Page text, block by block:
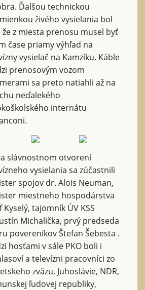
Ďalšou technickou
živého vysielania bol
že z miesta prenosu musel byť
čase priamy výhľad na
vysielač na Kamzíku. Káble
prenosovým vozom
sa preto natiahli až na
neďalekého
internátu
slávnostnom otvorení
vysielania sa zúčastnili
spojov dr. Alois Neuman,
miestneho hospodárstva
Kyselý, tajomník ÚV KSS
Michalička, prvý predseda
povereníkov Štefan Šebesta .
hosťami v sále PKO boli i
a televízni pracovníci zo
zväzu, Juhoslávie, NDR,
ľudovej republiky,